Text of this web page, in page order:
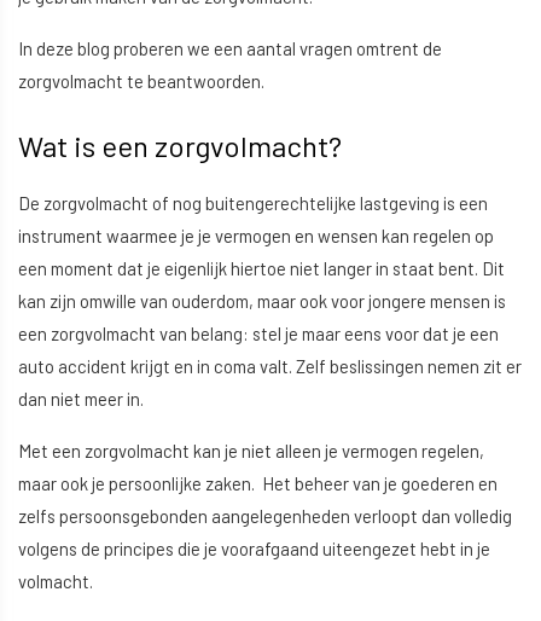
In deze blog proberen we een aantal vragen omtrent de
zorgvolmacht te beantwoorden.
Wat is een zorgvolmacht?
De zorgvolmacht of nog buitengerechtelijke lastgeving is een
instrument waarmee je je vermogen en wensen kan regelen op
een moment dat je eigenlijk hiertoe niet langer in staat bent. Dit
kan zijn omwille van ouderdom, maar ook voor jongere mensen is
een zorgvolmacht van belang: stel je maar eens voor dat je een
auto accident krijgt en in coma valt. Zelf beslissingen nemen zit er
dan niet meer in.
Met een zorgvolmacht kan je niet alleen je vermogen regelen,
maar ook je persoonlijke zaken. Het beheer van je goederen en
zelfs persoonsgebonden aangelegenheden verloopt dan volledig
volgens de principes die je voorafgaand uiteengezet hebt in je
volmacht.